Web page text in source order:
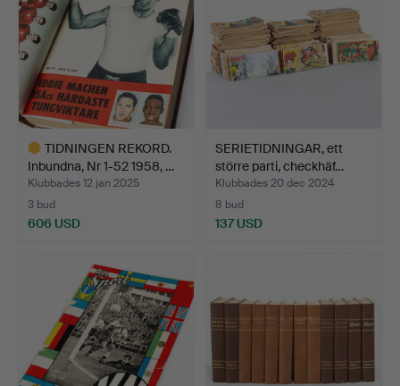
TIDNINGEN REKORD.
Inbundna, Nr 1-52 1958, …
Klubbades 12 jan 2025
3 bud
606 USD
SERIETIDNINGAR, ett
större parti, checkhäf…
Klubbades 20 dec 2024
8 bud
137 USD